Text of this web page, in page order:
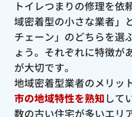
トイレつまりの修理を依
域密着型の小さな業者」
チェーン」のどちらを選
ょう。それぞれに特徴が
が大切です。
地域密着型業者のメリッ
市の地域特性を熟知して
数の古い住宅が多いエリ